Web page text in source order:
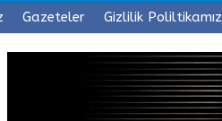
Gazeteler Gizlilik Poliltikamız